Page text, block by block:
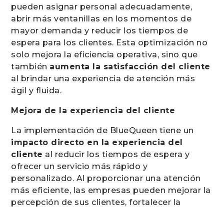
pueden asignar personal adecuadamente,
abrir más ventanillas en los momentos de
mayor demanda y reducir los tiempos de
espera para los clientes. Esta optimización no
solo mejora la eficiencia operativa, sino que
también aumenta la satisfacción del cliente
al brindar una experiencia de atención más
ágil y fluida.
Mejora de la experiencia del cliente
La implementación de BlueQueen tiene un
impacto directo en la experiencia del
cliente al reducir los tiempos de espera y
ofrecer un servicio más rápido y
personalizado. Al proporcionar una atención
más eficiente, las empresas pueden mejorar la
percepción de sus clientes, fortalecer la